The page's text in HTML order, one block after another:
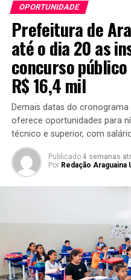
OPORTUNIDADE
Prefeitura de
até o dia 20 as
concurso
R$ 16,4 mil
Demais datas do
oferece oportunidades para
técnico e superior, com
Publicado 4 semanas
Por Redação Araguaina